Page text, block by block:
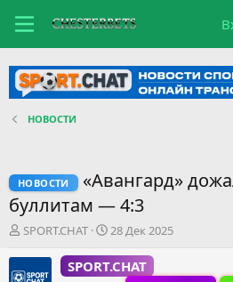
НОВОСТИ
НОВОСТИ
«Авангард»
буллитам — 4:3
А
т
о
SPORT.CHAT
Д
т
а
28 Дек 2025
SPORT.CHAT